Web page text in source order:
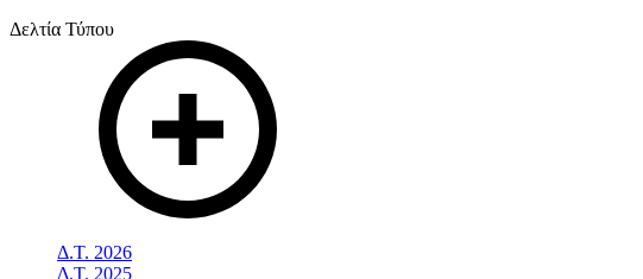
Δελτία Τύπου
Δ.Τ. 2026
Δ.Τ. 2025